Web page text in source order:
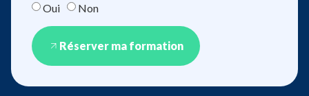
Oui
Non
Réserver ma formation